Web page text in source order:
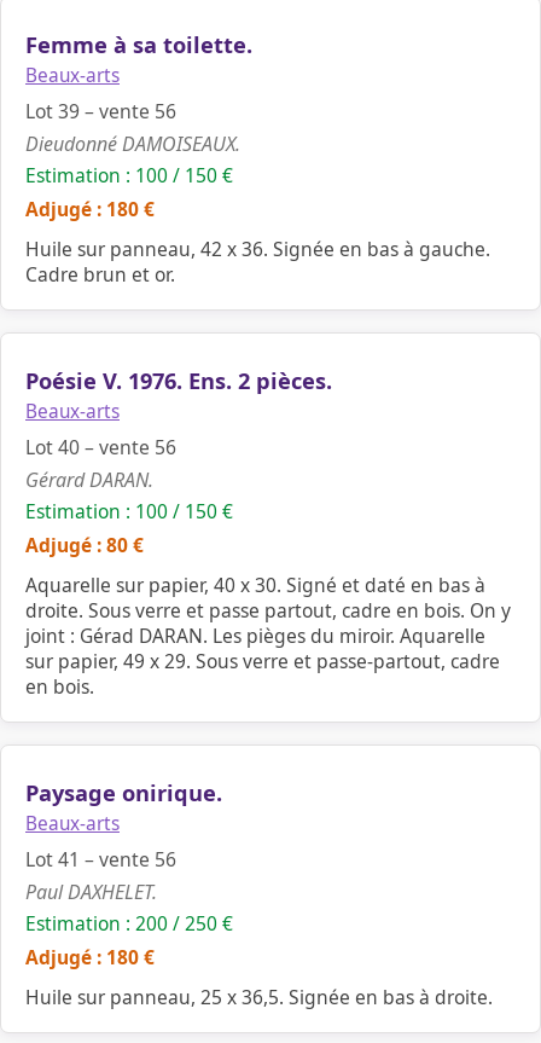
Femme à sa toilette.
Beaux-arts
Lot 39 – vente 56
Dieudonné DAMOISEAUX.
Estimation : 100 / 150 €
Adjugé : 180 €
Huile sur panneau, 42 x 36. Signée en bas à gauche.
Cadre brun et or.
Poésie V. 1976. Ens. 2 pièces.
Beaux-arts
Lot 40 – vente 56
Gérard DARAN.
Estimation : 100 / 150 €
Adjugé : 80 €
Aquarelle sur papier, 40 x 30. Signé et daté en bas à
droite. Sous verre et passe partout, cadre en bois. On y
joint : Gérad DARAN. Les pièges du miroir. Aquarelle
sur papier, 49 x 29. Sous verre et passe-partout, cadre
en bois.
Paysage onirique.
Beaux-arts
Lot 41 – vente 56
Paul DAXHELET.
Estimation : 200 / 250 €
Adjugé : 180 €
Huile sur panneau, 25 x 36,5. Signée en bas à droite.